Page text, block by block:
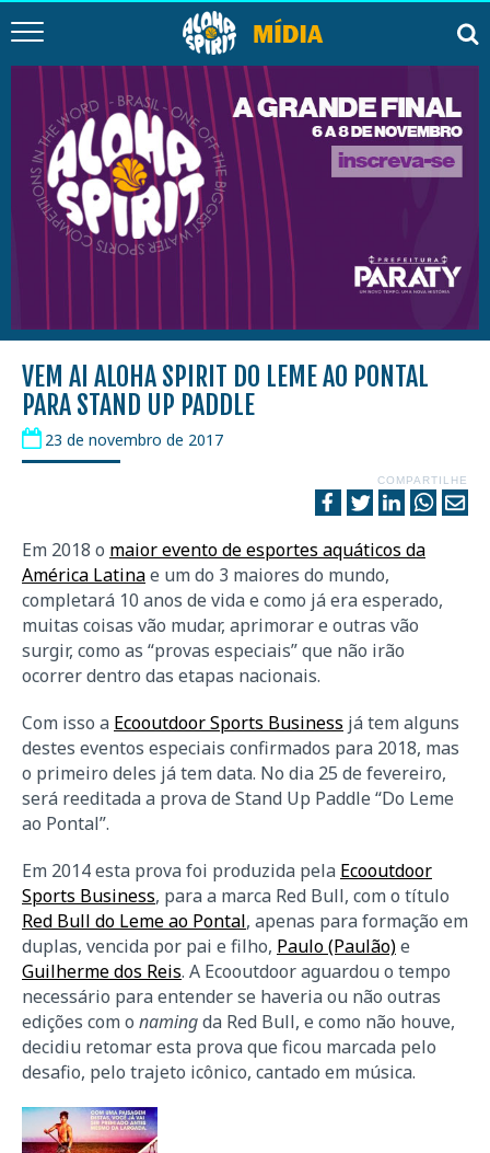
VEM AI ALOHA SPIRIT DO LEME AO PONTAL
PARA STAND UP PADDLE
23 de novembro de 2017
COMPARTILHE
Em 2018 o maior evento de esportes aquáticos da
América Latinae um do 3 maiores do mundo,
completará 10 anos de vida e como já era esperado,
muitas coisas vão mudar, aprimorar e outras vão
surgir, como as “provas especiais” que não irão
ocorrer dentro das etapas nacionais.
Com isso a Ecooutdoor Sports Business já tem alguns
destes eventos especiais confirmados para 2018, mas
o primeiro deles já tem data. No dia 25 de fevereiro,
será reeditada a prova de Stand Up Paddle “Do Leme
ao Pontal”.
Em 2014 esta prova foi produzida pela Ecooutdoor
Sports Business, para a marca Red Bull, com o título
Red Bull do Leme ao Pontal, apenas para formação em
duplas, vencida por pai e filho, Paulo (Paulão)e
Guilherme dos Reis. A Ecooutdoor aguardou o tempo
necessário para entender se haveria ou não outras
edições com o namingda Red Bull, e como não houve,
decidiu retomar esta prova que ficou marcada pelo
desafio, pelo trajeto icônico, cantado em música.